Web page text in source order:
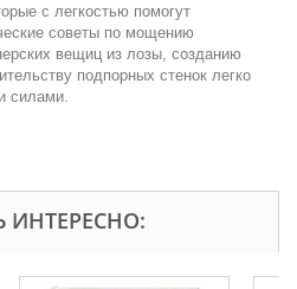
с легкостью помогут
советы по мощению
вещиц из лозы, созданию
подпорных стенок легко
силами.